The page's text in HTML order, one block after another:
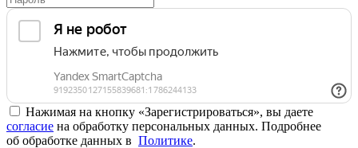
Нажимая на кнопку «Зарегистрироваться», вы даете
согласие на обработку персональных данных. Подробнее
об обработке данных в Политике.